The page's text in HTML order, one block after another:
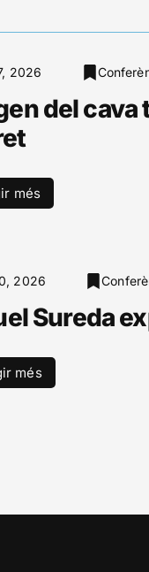
2026
del
més
2026
Sureda
més